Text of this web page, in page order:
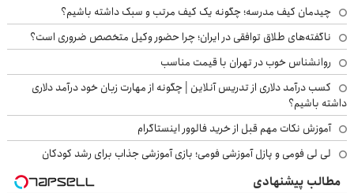
چیدمان کیف مدرسه؛ چگونه یک کیف مرتب و سبک داشته باشیم؟
ناگفته‌های طلاق توافقی در ایران؛ چرا حضور وکیل متخصص ضروری است؟
روانشناس خوب در تهران با قیمت مناسب
کسب درآمد دلاری از تدریس آنلاین | چگونه از مهارت زبان خود درآمد دلاری
داشته باشیم؟
آموزش نکات مهم قبل از خرید فالوور اینستاگرام
لی لی فومی و پازل آموزشی فومی؛ بازی آموزشی جذاب برای رشد کودکان
مطالب پیشنهادی